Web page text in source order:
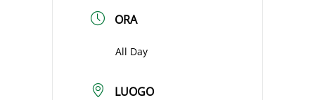
ORA
All Day
LUOGO